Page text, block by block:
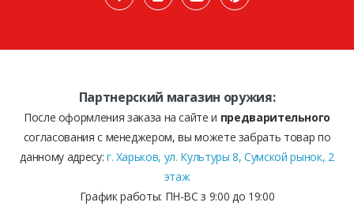
Партнерский магазин оружия:
После оформления заказа на сайте и предварительного
согласования с менеджером, вы можете забрать товар по
данному адресу: г. Харьков, ул. Культуры 8, Сумской рынок, 2
этаж
График работы: ПН-ВС з 9:00 до 19:00